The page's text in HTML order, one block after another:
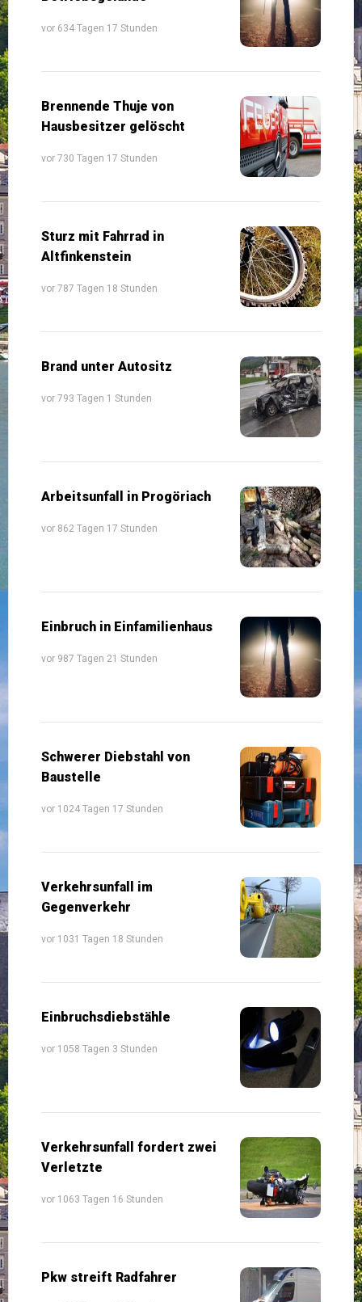
vor 634 Tagen 17 Stunden
Brennende Thuje von
Hausbesitzer gelöscht
vor 730 Tagen 17 Stunden
Sturz mit Fahrrad in
Altfinkenstein
vor 787 Tagen 18 Stunden
Brand unter Autositz
vor 793 Tagen 1 Stunden
Arbeitsunfall in Progöriach
vor 862 Tagen 17 Stunden
Einbruch in Einfamilienhaus
vor 987 Tagen 21 Stunden
Schwerer Diebstahl von
Baustelle
vor 1024 Tagen 17 Stunden
Verkehrsunfall im
Gegenverkehr
vor 1031 Tagen 18 Stunden
Einbruchsdiebstähle
vor 1058 Tagen 3 Stunden
Verkehrsunfall fordert zwei
Verletzte
vor 1063 Tagen 16 Stunden
Pkw streift Radfahrer